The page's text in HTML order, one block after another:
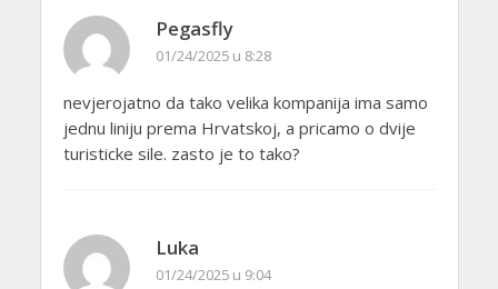
Pegasfly
01/24/2025 u 8:28
nevjerojatno da tako velika kompanija ima samo
jednu liniju prema Hrvatskoj, a pricamo o dvije
turisticke sile. zasto je to tako?
Luka
01/24/2025 u 9:04